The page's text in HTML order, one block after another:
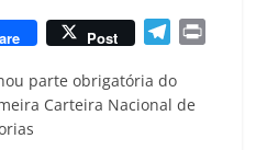
Post
l
e
parte obrigatória do
Carteira Nacional de